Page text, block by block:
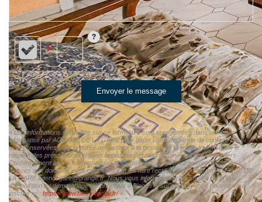
Envoyer le message
« Les informations recueillies sur ce formulaire sont enregistrées dans un fichier
informatisé par AGENCE DE LA GARE pour gérer votre demande de contact. Elles
sont conservées pour la durée nécessaire à la gestion de la relation client dans le
respect des prescriptions légales applicables et sont destinées à nos conseillers
Conformément à la loi « informatique et libertés », vous pouvez exercer votre droit
d'accès aux données vous concernant et les faire rectifier en contactant AGENCE DE
LA GARE agencegare@orange.fr. Nous vous informons de l'existence de la liste
d'opposition au démarchage téléphonique « Bloctel », sur laquelle vous pouvez vous
inscrire ici : https://www.bloctel.gouv.fr/»